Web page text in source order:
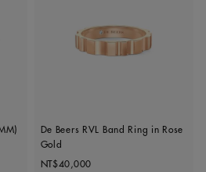
De Beers RVL Band Ring in Rose
Gold
Original price
NT$40,000